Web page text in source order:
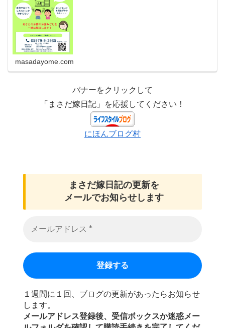
masadayome.com
バナーをクリックして
「まさだ嫁日記」を応援してください！
にほんブログ村
まさだ嫁日記の更新を
メールでお知らせします
１週間に１回、ブログの更新があったらお知らせ
します。
メールアドレス登録後、受信ボックスか迷惑メー